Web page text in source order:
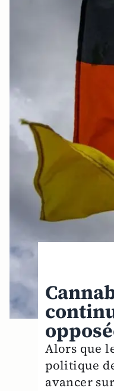
Alors que
politique
avancer